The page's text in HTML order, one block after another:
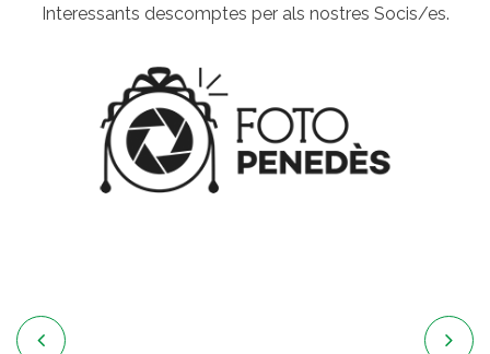
Interessants descomptes per als nostres Socis/es.
 